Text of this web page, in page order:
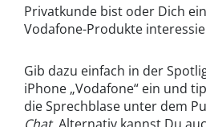
Privatkunde bist oder Dich
Vodafone-Produkte
Gib dazu einfach in der
iPhone „Vodafone“ ein und
die Sprechblase unter dem